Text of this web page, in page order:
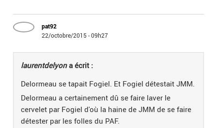
pat92
22/octobre/2015 - 09h27
laurentdelyona écrit :
Delormeau se tapait Fogiel. Et Fogiel détestait JMM.
Delormeau a certainement dû se faire laver le
cervelet par Fogiel d'où la haine de JMM de se faire
détester par les folles du PAF.